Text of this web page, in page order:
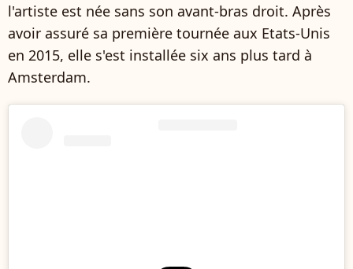
l'artiste est née sans son avant-bras droit. Après
avoir assuré sa première tournée aux Etats-Unis
en 2015, elle s'est installée six ans plus tard à
Amsterdam.